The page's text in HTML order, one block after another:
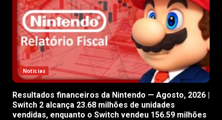
Notícias
Resultados financeiros da Nintendo — Agosto, 2026 |
Switch 2 alcança 23.68 milhões de unidades
vendidas, enquanto o Switch vendeu 156.59 milhões